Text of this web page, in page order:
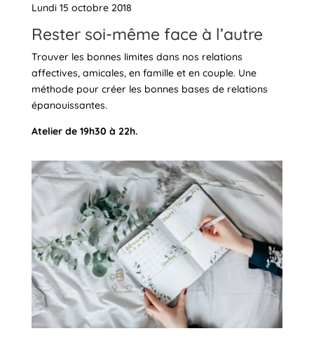
Lundi 15 octobre 2018
Rester soi-même face à l’autre
Trouver les bonnes limites dans nos relations
affectives, amicales, en famille et en couple. Une
méthode pour créer les bonnes bases de relations
épanouissantes.
Atelier de 19h30 à 22h.